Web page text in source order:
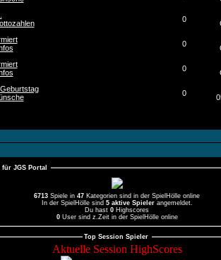
0
0
0
0
JGS Portal
6713 Spiele in 47 Kategorien sind in der SpielHölle online
In der SpielHölle sind
5 aktive Spielerangemeldet.
Du hast 0 Highscores
0User sind z.Zeit in der SpielHölle online
Top Session Spieler
Aktuelle Session HighScores